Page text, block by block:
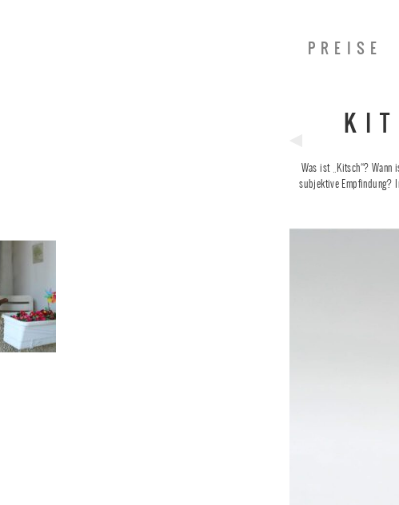
PREISE
Was ist „Kitsch“?
subjektive Empfindung?
Previous
Post